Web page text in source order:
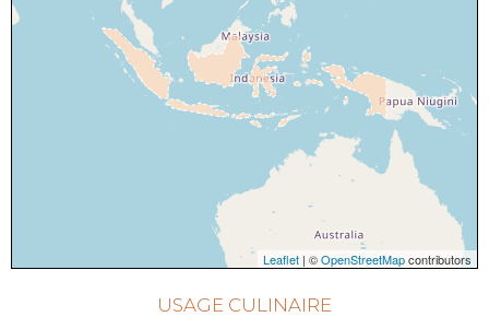
Leaflet | ©OpenStreetMapcontributors
USAGE CULINAIRE